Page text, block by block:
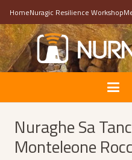
HomeNuragic Resilience Workshop
Nuraghe Sa
Monteleone